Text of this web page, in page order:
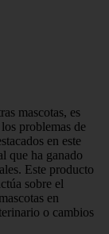
mascotas, es
problemas de
en este
que ha ganado
Este producto
sobre el
en
o cambios